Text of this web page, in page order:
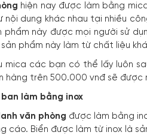
hiện nay được làm bằng
nội dung khác nhau tại nhiều
phẩm này được mọi người sử
phẩm này làm từ chất liệu
mica các bạn có thể lấy luôn
hàng trên 500.000 vnđ sẽ được
ban làm bằng inox
văn phòng được làm bằng
cáo. Biển được làm từ inox là